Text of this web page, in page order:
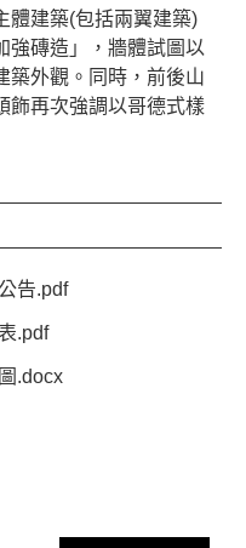
體建築(包括兩翼建築)
強磚造」，牆體試圖以
築外觀。同時，前後山
飾再次強調以哥德式樣
告.pdf
.pdf
.docx